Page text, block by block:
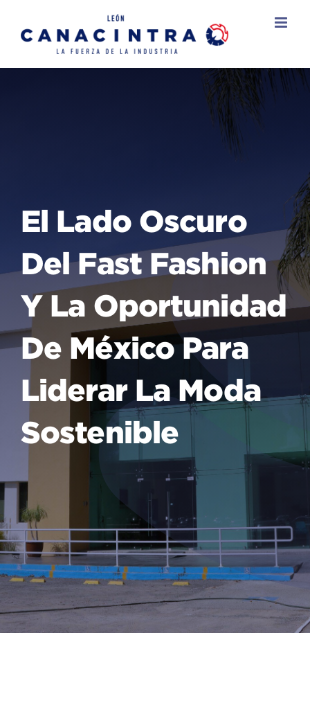
El Lado Oscuro
Del Fast Fashion
Y La Oportunidad
De México Para
Liderar La Moda
Sostenible